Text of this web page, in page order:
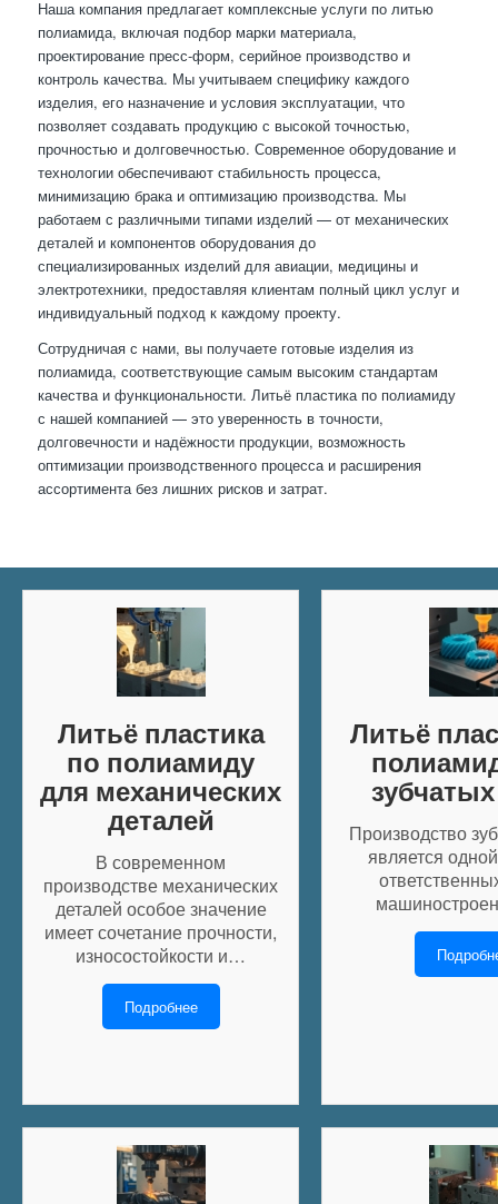
Наша компания предлагает комплексные услуги по литью
полиамида, включая подбор марки материала,
проектирование пресс-форм, серийное производство и
контроль качества. Мы учитываем специфику каждого
изделия, его назначение и условия эксплуатации, что
позволяет создавать продукцию с высокой точностью,
прочностью и долговечностью. Современное оборудование и
технологии обеспечивают стабильность процесса,
минимизацию брака и оптимизацию производства. Мы
работаем с различными типами изделий — от механических
деталей и компонентов оборудования до
специализированных изделий для авиации, медицины и
электротехники, предоставляя клиентам полный цикл услуг и
индивидуальный подход к каждому проекту.
Сотрудничая с нами, вы получаете готовые изделия из
полиамида, соответствующие самым высоким стандартам
качества и функциональности. Литьё пластика по полиамиду
с нашей компанией — это уверенность в точности,
долговечности и надёжности продукции, возможность
оптимизации производственного процесса и расширения
ассортимента без лишних рисков и затрат.
Литьё пластика
по полиамиду
для механических
деталей
В современном
производстве механических
деталей особое значение
имеет сочетание прочности,
износостойкости и…
Подробнее
Литьё
Производство
является